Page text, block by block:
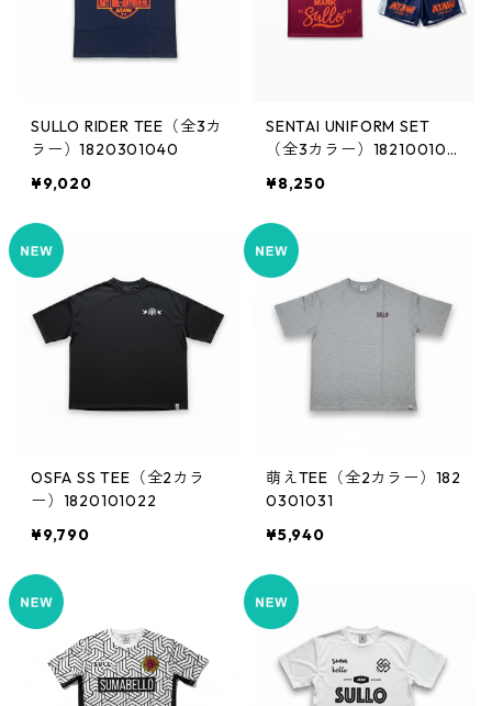
SULLO RIDER TEE（全3カ
ラー）1820301040
¥9,020
SENTAI UNIFORM SET
（全3カラー）182100103
¥8,250
OSFA SS TEE（全2カラ
ー）1820101022
¥9,790
萌えTEE（全2カラー）182
0301031
¥5,940